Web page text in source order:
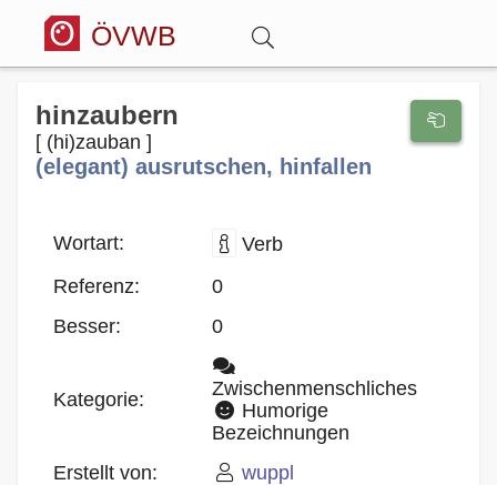
ÖVWB
Anmelden
Wörterbuch
Hitparade
hinzaubern
[ (hi)zauban ]
(elegant) ausrutschen, hinfallen
Wortart:
Verb
Referenz:
0
Besser:
0
Kategorie:
Zwischenmenschliches
Humorige
Bezeichnungen
Erstellt von:
wuppl